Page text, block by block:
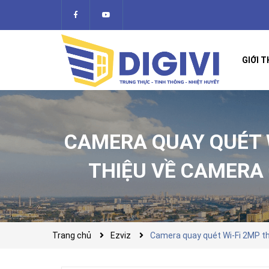
GIỚI
CAMERA QUAY
THIỆU VỀ
Trang chủ Ezviz Camera quay quét Wi-Fi 2MP